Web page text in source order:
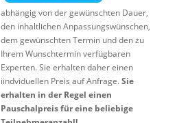
abhängig von der gewünschten Dauer,
den inhaltlichen Anpassungswünschen,
dem gewünschten Termin und den zu
Ihrem Wunschtermin verfügbaren
Experten. Sie erhalten daher einen
iindviduellen Preis auf Anfrage.Sie
erhalten in der Regel einen
Pauschalpreis für eine beliebige